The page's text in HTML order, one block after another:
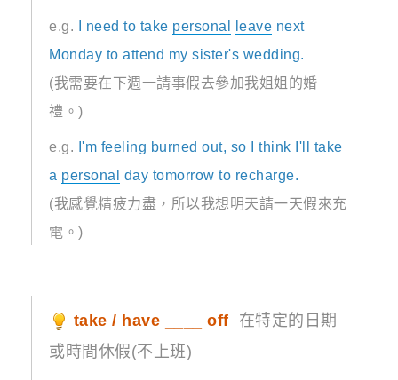
e.g. I need to take personal leave next
Monday to attend my sister's wedding.
(我需要在下週一請事假去參加我姐姐的婚
禮。)
e.g. I'm feeling burned out, so I think I'll take
a personal
day tomorrow to recharge.
(我感覺精疲力盡，所以我想明天請一天假來充
電。)
take / have ____ off
在特定的日期
或時間休假(不上班)